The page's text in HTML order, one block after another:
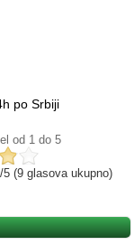
po Srbiji
od 1 do 5
(9 glasova ukupno)